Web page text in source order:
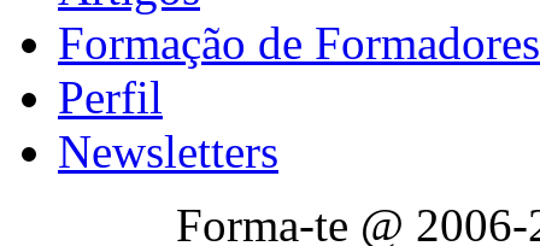
Formação de Formadores
Perfil
Newsletters
Forma-te @